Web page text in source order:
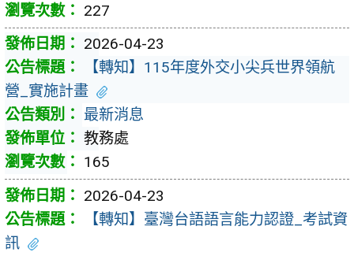
227
2026-04-23
【轉知】115年度外交小尖兵世界領航
營_實施計畫
最新消息
教務處
165
2026-04-23
【轉知】臺灣台語語言能力認證_考試資
訊